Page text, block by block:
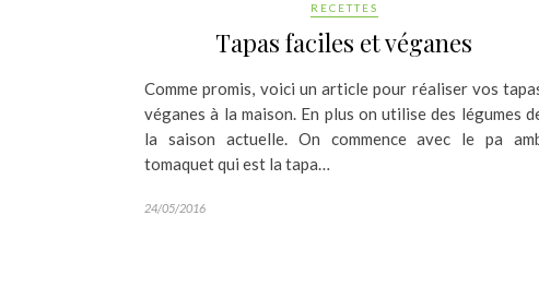
RECETTES
Tapas faciles et véganes
Comme promis, voici un article pour réaliser vos
véganes à la maison. En plus on utilise des légumes
la saison actuelle. On commence avec le pa
tomaquet qui est la tapa…
24/05/2016